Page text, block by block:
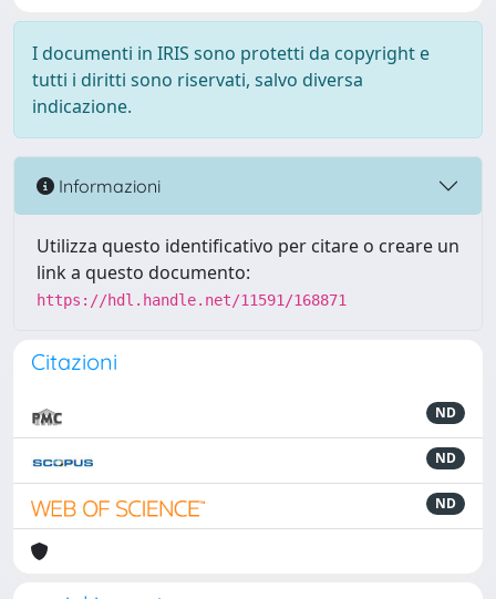
I documenti in IRIS sono protetti da copyright e
tutti i diritti sono riservati, salvo diversa
indicazione.
Informazioni
Utilizza questo identificativo per citare o creare un
link a questo documento:
https://hdl.handle.net/11591/168871
Citazioni
ND
ND
ND